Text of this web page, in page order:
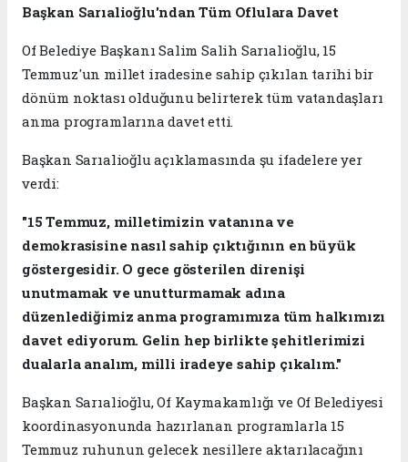
Başkan Sarıalioğlu'ndan Tüm Oflulara Davet
Of Belediye Başkanı Salim Salih Sarıalioğlu, 15
Temmuz'un millet iradesine sahip çıkılan tarihi bir
dönüm noktası olduğunu belirterek tüm vatandaşları
anma programlarına davet etti.
Başkan Sarıalioğlu açıklamasında şu ifadelere yer
verdi:
"15 Temmuz, milletimizin vatanına ve
demokrasisine nasıl sahip çıktığının en büyük
göstergesidir. O gece gösterilen direnişi
unutmamak ve unutturmamak adına
düzenlediğimiz anma programımıza tüm halkımızı
davet ediyorum. Gelin hep birlikte şehitlerimizi
dualarla analım, milli iradeye sahip çıkalım."
Başkan Sarıalioğlu, Of Kaymakamlığı ve Of Belediyesi
koordinasyonunda hazırlanan programlarla 15
Temmuz ruhunun gelecek nesillere aktarılacağını